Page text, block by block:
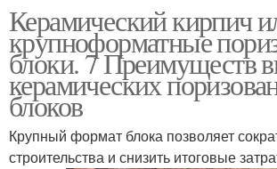
Керамический кирпич
крупноформатные
блоки. 7 Преимуществ
керамических
блоков
Крупный формат блока позволяет
строительства и снизить итоговые